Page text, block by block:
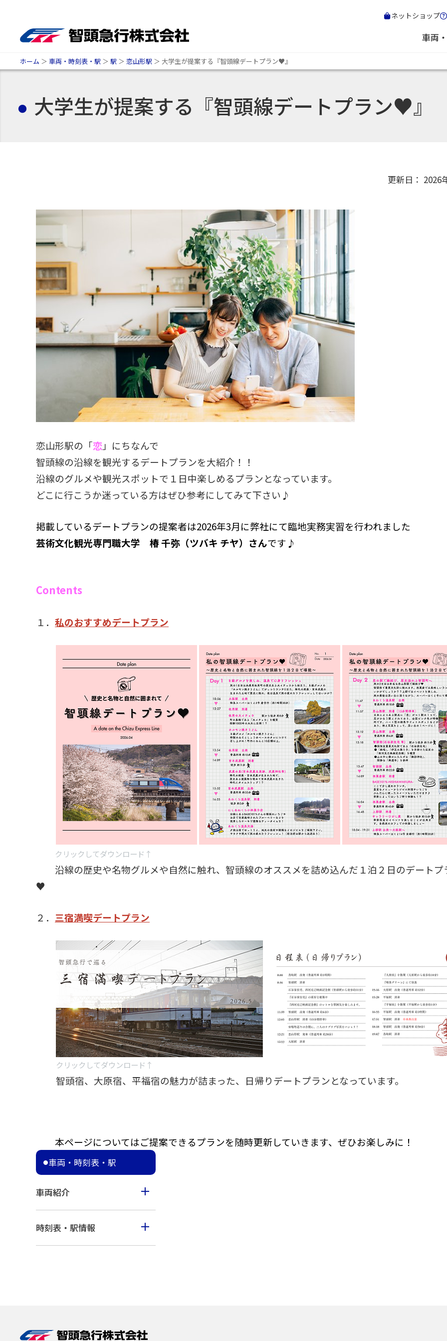
ネットショップ
車両
ホーム ＞ 車両・時刻表・駅 ＞ 駅 ＞ 恋山形駅 ＞ 大学生が提案する『智頭線デートプラン♥』
大学生が提案する『智頭線デートプラン♥』
更新日： 2026
恋山形駅の「恋 」にちなんで
智頭線の沿線を観光するデートプランを大紹介！！
沿線のグルメや観光スポットで１日中楽しめるプランとなっています。
どこに行こうか迷っている方はぜひ参考にしてみて下さい♪
掲載しているデートプランの提案者は2026年3月に弊社にて臨地実務実習を行われました
芸術文化観光専門職大学 椿 千弥（ツバキ チヤ）さんです♪
Contents
１． 私のおすすめデートプラン
クリックしてダウンロード↑
沿線の歴史や名物グルメや自然に触れ、智頭線のオススメを詰め込んだ１泊２日のデートプ
♥
２． 三宿満喫デートプラン
クリックしてダウンロード↑
智頭宿、大原宿、平福宿の魅力が詰まった、日帰りデートプランとなっています。
本ページについてはご提案できるプランを随時更新していきます、 ぜひお楽しみに！
車両・時刻表・駅
車両紹介
時刻表・駅情報
西粟倉